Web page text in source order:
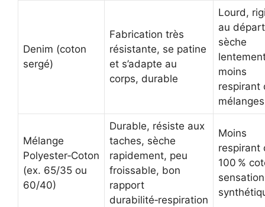
Denim (coton
sergé)
Fabrication très
résistante, se patine
et s’adapte au
corps, durable
Lourd,
au
sèche
moins
respirant
mélanges
Mélange
Polyester‑Coton
(ex. 65/35 ou
60/40)
Durable, résiste aux
taches, sèche
rapidement, peu
froissable, bon
rapport
durabilité‑respiration
Moins
respirant
100 %
sensation